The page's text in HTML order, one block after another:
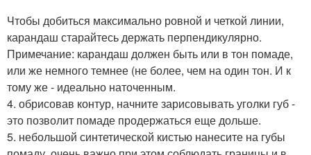
Чтобы добиться максимально ровной и четкой линии,
карандаш старайтесь держать перпендикулярно.
Примечание: карандаш должен быть или в тон помаде,
или же немного темнее (не более, чем на один тон. И к
тому же - идеально наточенным.
4. обрисовав контур, начните зарисовывать уголки губ -
это позволит помаде продержаться еще дольше.
5. небольшой синтетической кистью нанесите на губы